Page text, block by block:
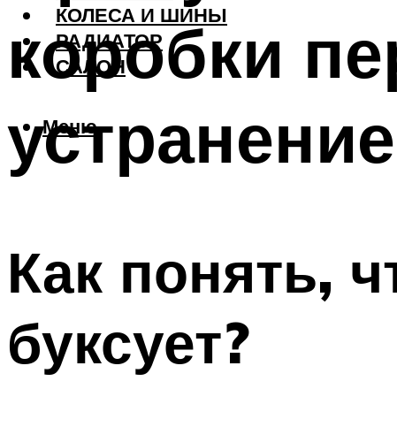
КОЛЕСА И ШИНЫ
РАДИАТОР
САЛОН
Меню
коробки
Как понять,
буксует?